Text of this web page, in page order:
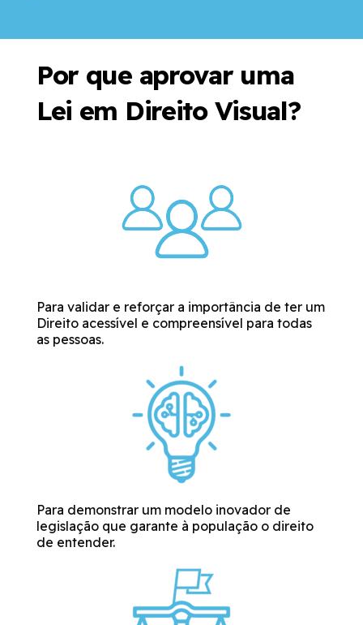
Por que aprovar uma
Lei em Direito Visual?
Para validar e reforçar a importância de ter um
Direito acessível e compreensível para todas
as pessoas.
Para demonstrar um modelo inovador de
legislação que garante à população o direito
de entender.